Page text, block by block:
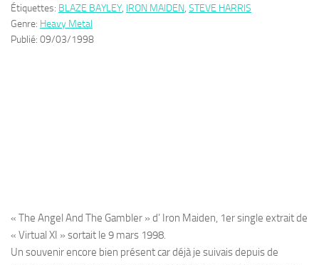
Étiquettes: BLAZE BAYLEY, IRON MAIDEN, STEVE HARRIS
Genre: Heavy Metal
Publié: 09/03/1998
« The Angel And The Gambler » d’ Iron Maiden, 1er single extrait de
« Virtual XI » sortait le 9 mars 1998.
Un souvenir encore bien présent car déjà je suivais depuis de